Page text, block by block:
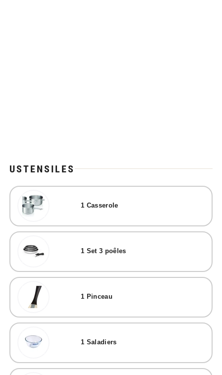
USTENSILES
1 Casserole
1 Set 3 poêles
1 Pinceau
1 Saladiers